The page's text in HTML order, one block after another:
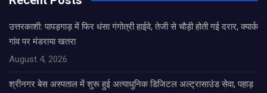
उत्तरकाशी: पापड़गाड़ में फिर धंसा गंगोत्री हाईवे, तेजी से चौड़ी होती गई दरार, क्यार्क
गांव पर मंडराया खतरा
August 4, 2026
श्रीनगर बेस अस्पताल में शुरू हुई अत्याधुनिक डिजिटल अल्ट्रासाउंड सेवा, पहाड़